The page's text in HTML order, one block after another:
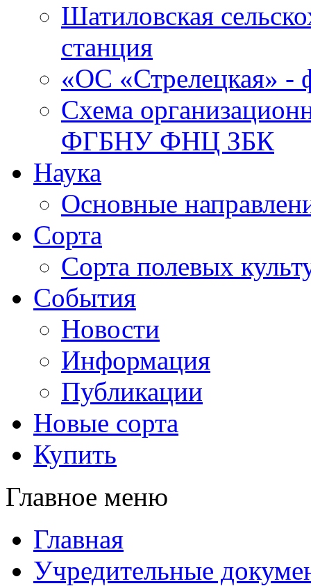
Шатиловская
станция
«ОС «Стрелецкая»
Схема
ФГБНУ ФНЦ ЗБК
Наука
Основные
Сорта
Сорта полевых
События
Новости
Информация
Публикации
Новые сорта
Купить
Главное меню
Главная
Учредительные